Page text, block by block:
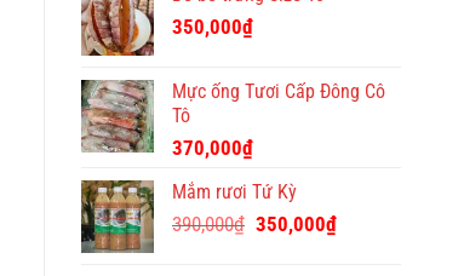
350,000₫
Mực ống Tươi Cấp Đông Cô
Tô
370,000₫
Mắm rươi Tứ Kỳ
390,000₫ Giá
350,000₫Giá